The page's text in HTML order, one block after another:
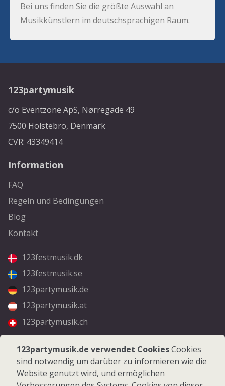
Bei uns finden Sie die größte Auswahl an
Musikkünstlern im deutschsprachigen Raum.
123partymusik
c/o Eventzone ApS, Nørregade 49
7500 Holstebro, Denmark
CVR: 43349414
Information
FAQ
Regeln und Bedingungen
Blog
Kontakt
123festmusik.dk
123festmusik.se
123partymusik.de
123partymusik.at
123partymusik.ch
Folgen Sie uns
Facebook
Instagram
123partymusik.de verwendet CookiesCookies
sind notwendig um darüber zu informieren wie die
Website genutzt wird, und ermöglichen